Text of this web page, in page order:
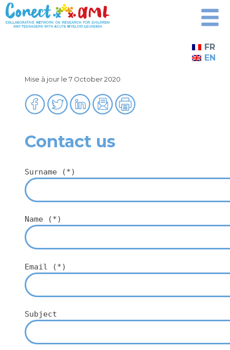
Skip
to
content
FR
EN
Mise à jour le 7 October 2020
Contact us
Surname (*)
Name (*)
Email (*)
Subject